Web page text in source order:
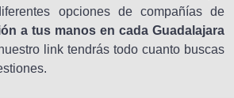
opciones de compañías de
a tus manos en cada Guadalajara
link tendrás todo cuanto buscas